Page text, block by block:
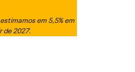
em 5,5% em
de 2027.